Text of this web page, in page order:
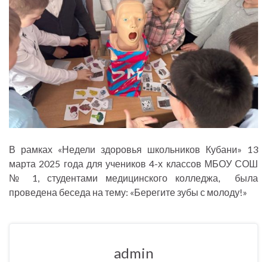
В рамках «Недели здоровья школьников Кубани» 13
марта 2025 года для учеников 4-х классов МБОУ СОШ
№ 1, студентами медицинского колледжа, была
проведена беседа на тему: «Берегите зубы с молоду!»
admin